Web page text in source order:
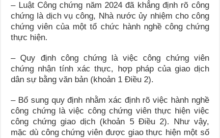
– Luật Công chứng năm 2024 đã khẳng định rõ công
chứng là dịch vụ công, Nhà nước ủy nhiệm cho công
chứng viên của một tổ chức hành nghề công chứng
thực hiện.
– Quy định công chứng là việc công chứng viên
chứng nhận tính xác thực, hợp pháp của giao dịch
dân sự bằng văn bản (khoản 1 Điều 2).
– Bổ sung quy định nhằm xác định rõ việc hành nghề
công chứng là việc công chứng viên thực hiện việc
công chứng giao dịch (khoản 5 Điều 2). Như vậy,
mặc dù công chứng viên được giao thực hiện một số